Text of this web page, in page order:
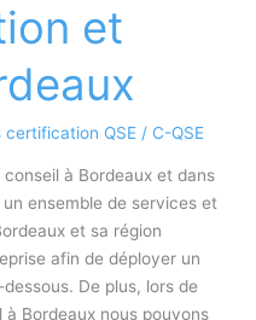
et
certification QSE / C-QSE
à Bordeaux et dans
ensemble de services et
et sa région
afin de déployer un
De plus, lors de
Bordeaux nous pouvons